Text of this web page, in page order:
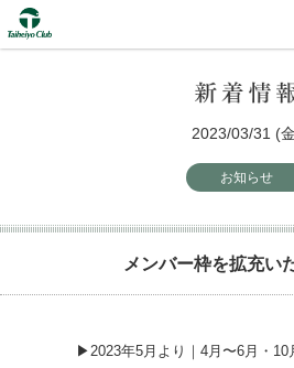
2023/03/31 (
お知らせ
メンバー枠を拡充い
▶2023年5月より｜4月〜6月・